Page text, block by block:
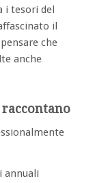
i tesori del
il
che
anche
annuali